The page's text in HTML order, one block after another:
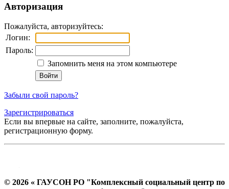
Авторизация
Пожалуйста, авторизуйтесь:
Логин:
Пароль:
Запомнить меня на этом компьютере
Забыли свой пароль?
Зарегистрироваться
Если вы впервые на сайте, заполните, пожалуйста,
регистрационную форму.
© 2026 « ГАУСОН РО "Комплексный социальный центр по